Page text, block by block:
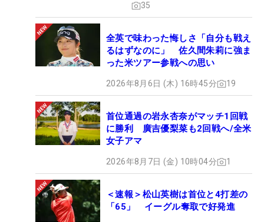
35
全英で味わった悔しさ「自分も戦え
るはずなのに」 佐久間朱莉に強ま
った米ツアー参戦への思い
2026年8月6日 (木) 16時45分 19
首位通過の岩永杏奈がマッチ1回戦
に勝利 廣吉優梨菜も2回戦へ/全米
女子アマ
2026年8月7日 (金) 10時04分 1
＜速報＞松山英樹は首位と4打差の
「65」 イーグル奪取で好発進